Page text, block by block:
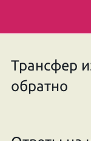
Трансфер
обратно